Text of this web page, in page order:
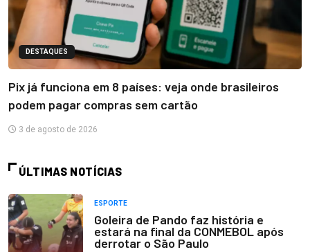
DESTAQUES
Pix já funciona em 8 países: veja onde brasileiros
podem pagar compras sem cartão
3 de agosto de 2026
ÚLTIMAS NOTÍCIAS
ESPORTE
Goleira de Pando faz história e
estará na final da CONMEBOL após
derrotar o São Paulo